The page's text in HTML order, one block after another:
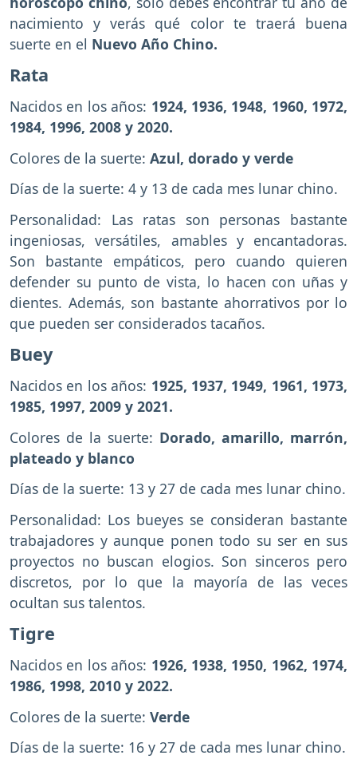
nacimiento y verás qué color te traerá buena
suerte en el Nuevo Año Chino.
Rata
Nacidos en los años: 1924, 1936, 1948, 1960, 1972,
1984, 1996, 2008 y 2020.
Colores de la suerte: Azul, dorado y verde
Días de la suerte: 4 y 13 de cada mes lunar chino.
Personalidad: Las ratas son personas bastante
ingeniosas, versátiles, amables y encantadoras.
Son bastante empáticos, pero cuando quieren
defender su punto de vista, lo hacen con uñas y
dientes. Además, son bastante ahorrativos por lo
que pueden ser considerados tacaños.
Buey
Nacidos en los años: 1925, 1937, 1949, 1961, 1973,
1985, 1997, 2009 y 2021.
Colores de la suerte: Dorado, amarillo, marrón,
plateado y blanco
Días de la suerte: 13 y 27 de cada mes lunar chino.
Personalidad: Los bueyes se consideran bastante
trabajadores y aunque ponen todo su ser en sus
proyectos no buscan elogios. Son sinceros pero
discretos, por lo que la mayoría de las veces
ocultan sus talentos.
Tigre
Nacidos en los años: 1926, 1938, 1950, 1962, 1974,
1986, 1998, 2010 y 2022.
Colores de la suerte: Verde
Días de la suerte: 16 y 27 de cada mes lunar chino.